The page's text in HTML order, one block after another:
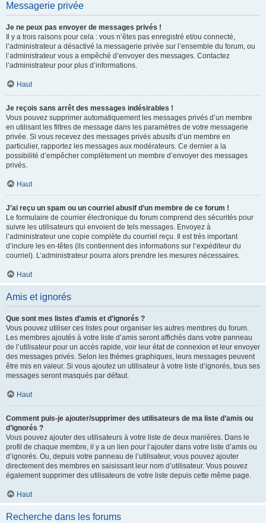
Messagerie privée
Je ne peux pas envoyer de messages privés !
Il y a trois raisons pour cela : vous n’êtes pas enregistré et/ou connecté,
l’administrateur a désactivé la messagerie privée sur l’ensemble du forum, ou
l’administrateur vous a empêché d’envoyer des messages. Contactez
l’administrateur pour plus d’informations.
Haut
Je reçois sans arrêt des messages indésirables !
Vous pouvez supprimer automatiquement les messages privés d’un membre
en utilisant les filtres de message dans les paramètres de votre messagerie
privée. Si vous recevez des messages privés abusifs d’un membre en
particulier, rapportez les messages aux modérateurs. Ce dernier a la
possibilité d’empêcher complètement un membre d’envoyer des messages
privés.
Haut
J’ai reçu un spam ou un courriel abusif d’un membre de ce forum !
Le formulaire de courrier électronique du forum comprend des sécurités pour
suivre les utilisateurs qui envoient de tels messages. Envoyez à
l’administrateur une copie complète du courriel reçu. Il est très important
d’inclure les en-têtes (ils contiennent des informations sur l’expéditeur du
courriel). L’administrateur pourra alors prendre les mesures nécessaires.
Haut
Amis et ignorés
Que sont mes listes d’amis et d’ignorés ?
Vous pouvez utiliser ces listes pour organiser les autres membres du forum.
Les membres ajoutés à votre liste d’amis seront affichés dans votre panneau
de l’utilisateur pour un accès rapide, voir leur état de connexion et leur envoyer
des messages privés. Selon les thèmes graphiques, leurs messages peuvent
être mis en valeur. Si vous ajoutez un utilisateur à votre liste d’ignorés, tous ses
messages seront masqués par défaut.
Haut
Comment puis-je ajouter/supprimer des utilisateurs de ma liste d’amis ou
d’ignorés ?
Vous pouvez ajouter des utilisateurs à votre liste de deux manières. Dans le
profil de chaque membre, il y a un lien pour l’ajouter dans votre liste d’amis ou
d’ignorés. Ou, depuis votre panneau de l’utilisateur, vous pouvez ajouter
directement des membres en saisissant leur nom d’utilisateur. Vous pouvez
également supprimer des utilisateurs de votre liste depuis cette même page.
Haut
Recherche dans les forums